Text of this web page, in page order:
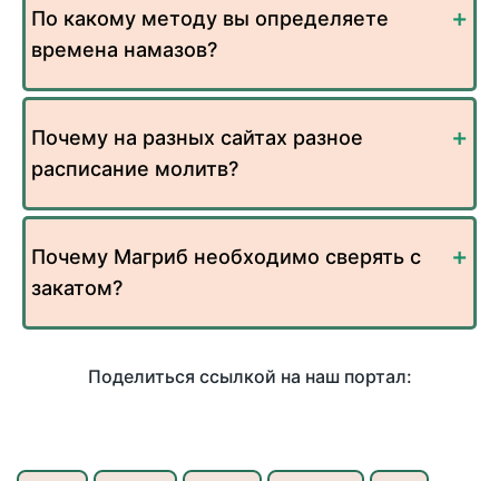
По какому методу вы определяете
времена намазов?
Почему на разных сайтах разное
расписание молитв?
Почему Магриб необходимо сверять с
закатом?
Поделиться ссылкой на наш портал: